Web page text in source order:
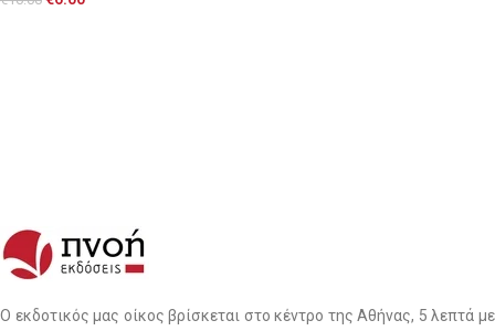
Ο εκδοτικός μας οίκος βρίσκεται στο κέντρο της Αθήνας, 5 λεπτά με